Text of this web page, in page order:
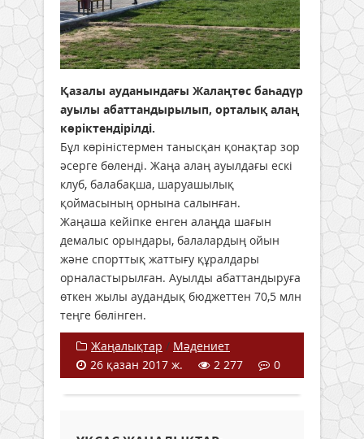
Қазалы ауданындағы Жалаңтөс баһадүр
ауылы абаттандырылып, орталық алаң
көріктендірілді.
Бұл көріністермен танысқан қонақтар зор
әсерге бөленді. Жаңа алаң ауылдағы ескі
клуб, балабақша, шаруашылық
қоймасының орнына салынған.
Жаңаша кейіпке енген алаңда шағын
демалыс орындары, балалардың ойын
және спорттық жаттығу құралдары
орналастырылған. Ауылды абаттандыруға
өткен жылы аудандық бюджеттен 70,5 млн
теңге бөлінген.
Жаңалықтар / Мәдениет
26 қазан 2017 ж.
2 277 0